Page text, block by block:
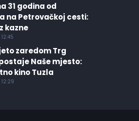
31 godina od
na Petrovačkoj cesti:
kazne
zaredom Trg
Naše mjesto:
kino Tuzla